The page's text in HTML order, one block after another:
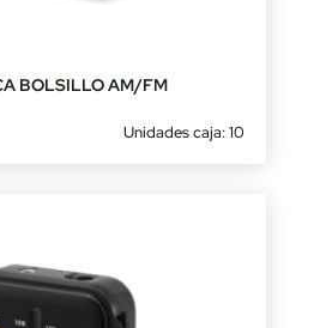
BOLSILLO AM/FM
Unidades caja: 10